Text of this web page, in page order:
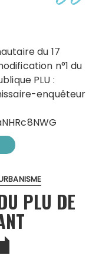
n°1 du
PLU :
enquêteur
PLU DE